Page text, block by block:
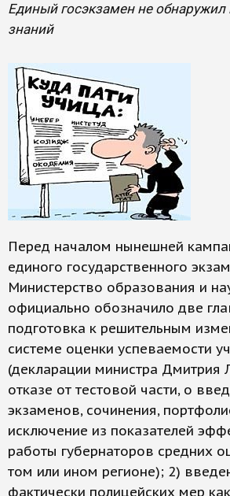
Единый госэкзамен не обнаружил
знаний
Перед началом нынешней
единого государственного
Министерство образования и
официально обозначило две
подготовка к решительным
системе оценки успеваемости
(декларации министра Дмитрия
отказе от тестовой части, о
экзаменов, сочинения,
исключение из показателей
работы губернаторов средних
том или ином регионе); 2)
фактически полицейских мер